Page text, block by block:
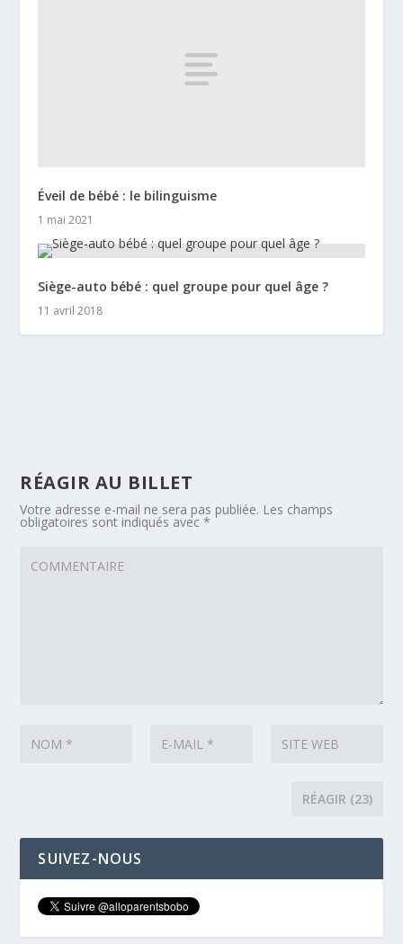
Éveil de bébé : le bilinguisme
1 mai 2021
Siège-auto bébé : quel groupe pour quel âge ?
11 avril 2018
RÉAGIR AU BILLET
Votre adresse e-mail ne sera pas publiée. Les champs
obligatoires sont indiqués avec*
SUIVEZ-NOUS